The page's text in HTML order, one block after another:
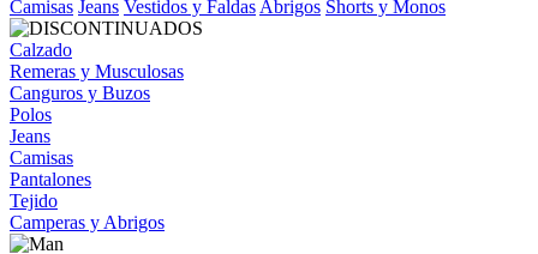
Camisas Jeans Vestidos y Faldas Abrigos Shorts y Monos
Calzado
Remeras y Musculosas
Canguros y Buzos
Polos
Jeans
Camisas
Pantalones
Tejido
Camperas y Abrigos